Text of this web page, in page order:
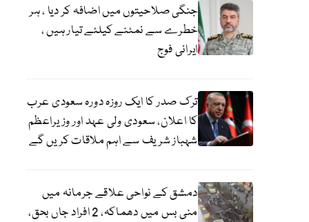
جنگی صلاحیتوں میں اضافہ کر دیا ، ہر
خطرے سے نمٹنے کیلئے تیار ہیں ،
ایرانی فوج
ترک صدر کا ایک روزہ دورہ سعودی عرب
کا اعلان، سعودی ولی عہد اور وزیراعظم
شہباز شریف سے اہم ملاقات کریں گے
دمشق کے نواحی علاقے جرمانہ میں
منی بس میں دھماکہ، 2 افراد جاں بحق،